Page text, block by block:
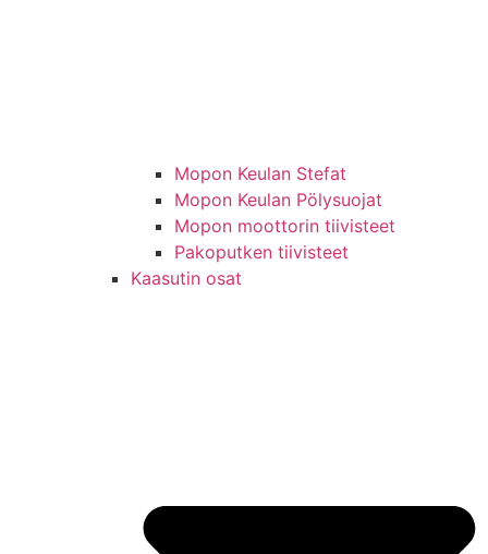
Mopon Keulan Stefat
Mopon Keulan Pölysuojat
Mopon moottorin tiivisteet
Pakoputken tiivisteet
Kaasutin osat